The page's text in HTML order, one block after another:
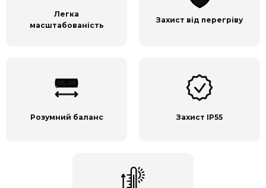
Легка
масштабованість
Захист від перегріву
Розумний баланс Захист IP55